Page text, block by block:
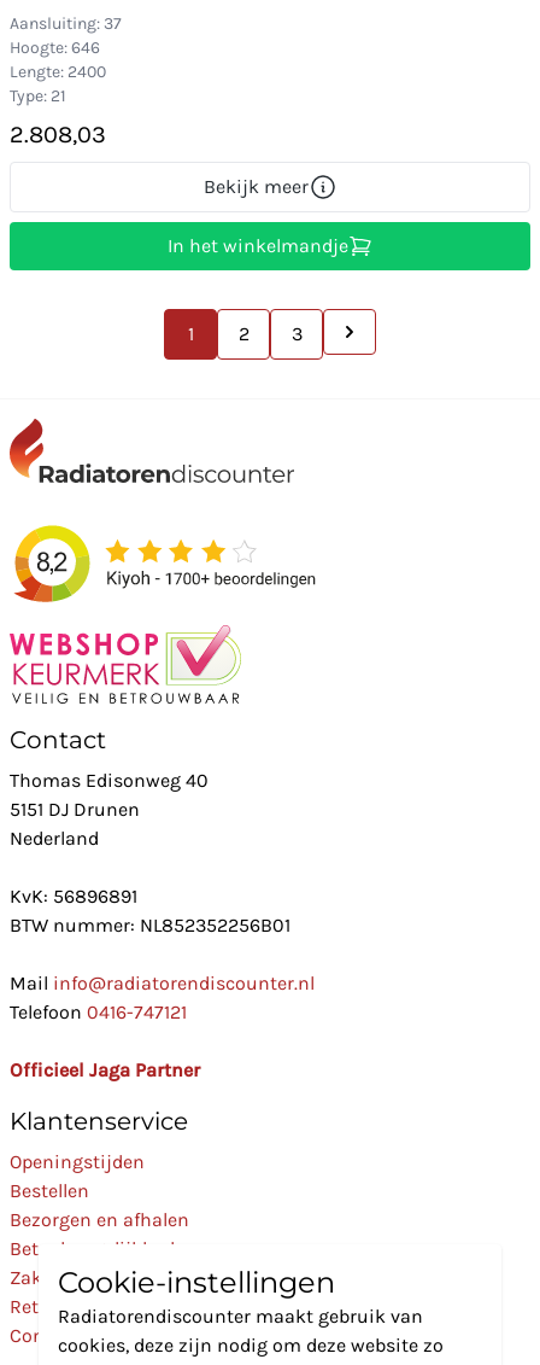
Aansluiting: 37
Hoogte: 646
Lengte: 2400
Type: 21
2.808,03
Bekijk meer
In het winkelmandje
1 2 3
Contact
Thomas Edisonweg 40
5151 DJ Drunen
Nederland
KvK: 56896891
BTW nummer: NL852352256B01
Mail info@radiatorendiscounter.nl
Telefoon 0416-747121
Officieel Jaga Partner
Klantenservice
Openingstijden
Bestellen
Bezorgen en afhalen
Betaalmogelijkheden
Zakelijk
Retourneren
Contact
Cookie-instellingen
Radiatorendiscounter maakt gebruik van
cookies, deze zijn nodig om deze website zo